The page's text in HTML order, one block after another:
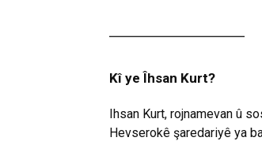
—————————–
Kî ye Îhsan Kurt?
Ihsan Kurt, rojnamevan û
Hevserokê şaredariyê ya